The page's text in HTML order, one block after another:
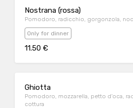
Nostrana (rossa)
Pomodoro, radicchio, gorgonzola,
Only for dinner
11.50 €
Ghiotta
Pomodoro, mozzarella, petto d'oca,
cottura